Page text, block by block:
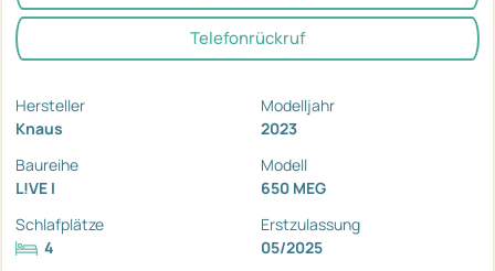
Telefonrückruf
Hersteller
Knaus
Modelljahr
2023
Baureihe
L!VE I
Modell
650 MEG
Schlafplätze
4
Erstzulassung
05/2025